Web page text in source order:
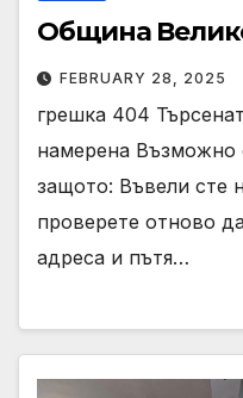
Община
FEBRUARY 28, 2025
грешка 404
намерена Възможно
защото: Въвели сте
проверете отново
адреса и пътя…